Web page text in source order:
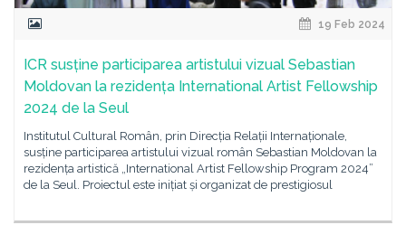
19 Feb 2024
ICR susține participarea artistului vizual Sebastian
Moldovan la rezidența International Artist Fellowship
2024 de la Seul
Institutul Cultural Român, prin Direcția Relații Internaționale,
susține participarea artistului vizual român Sebastian Moldovan la
rezidența artistică „International Artist Fellowship Program 2024”
de la Seul. Proiectul este inițiat și organizat de prestigiosul